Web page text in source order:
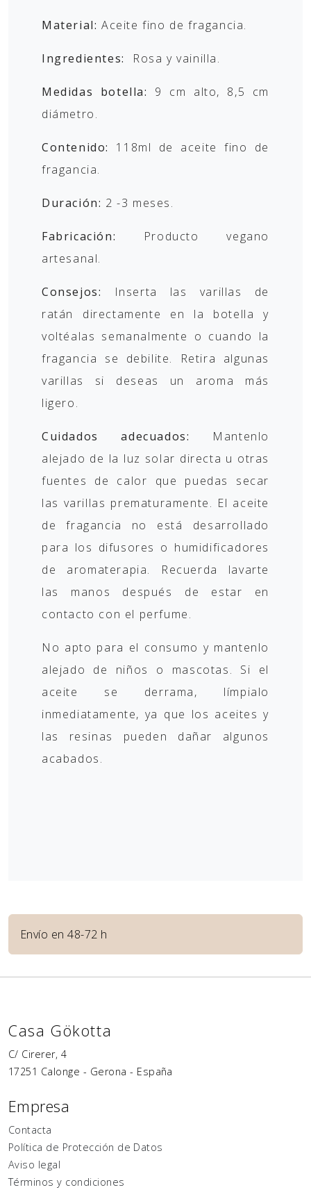
Material: Aceite fino de fragancia.
Ingredientes: Rosa y vainilla.
Medidas botella:
9 cm alto, 8,5 cm
diámetro.
Contenido:
118ml de aceite fino de
fragancia.
Duración: 2 -3 meses.
Fabricación:
Producto vegano
artesanal.
Consejos:
Inserta las varillas de
ratán directamente en la botella y
voltéalas semanalmente o cuando la
fragancia se debilite. Retira algunas
varillas si deseas un aroma más
ligero.
Cuidados adecuados:
Mantenlo
alejado de la luz solar directa u otras
fuentes de calor que puedas secar
las varillas prematuramente. El aceite
de fragancia no está desarrollado
para los difusores o humidificadores
de aromaterapia. Recuerda lavarte
las manos después de estar en
contacto con el perfume.
No apto para el consumo y mantenlo
alejado de niños o mascotas. Si el
aceite se derrama, límpialo
inmediatamente, ya que los aceites y
las resinas pueden dañar algunos
acabados.
Envío en 48-72 h
Casa Gökotta
C/ Cirerer, 4
17251 Calonge - Gerona - España
Empresa
Contacta
Política de Protección de Datos
Aviso legal
Términos y condiciones